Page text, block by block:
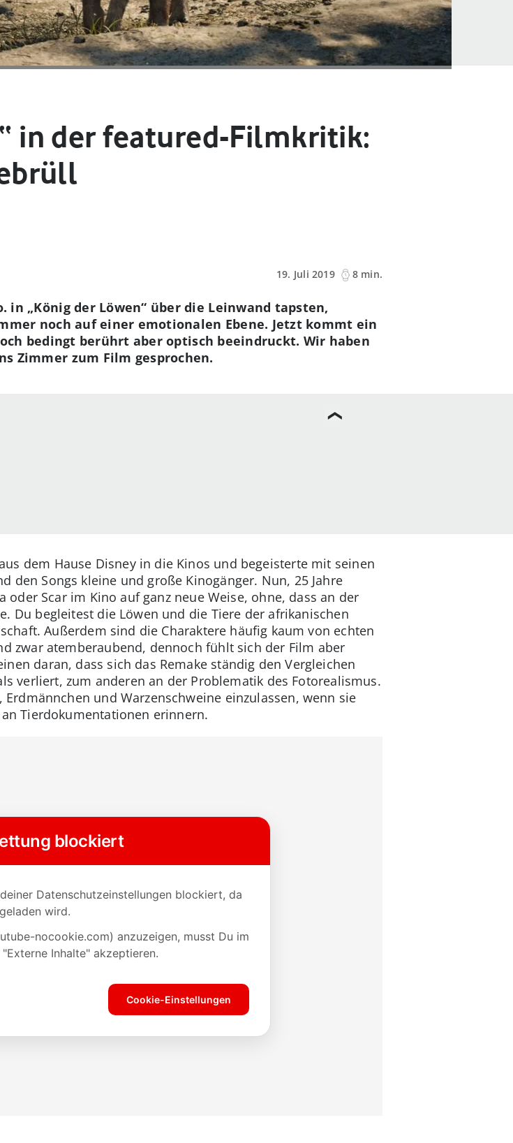
in der featured-Filmkritik:
19. Juli 2019
8 min.
in „König der Löwen“ über die Leinwand tapsten,
noch auf einer emotionalen Ebene. Jetzt kommt ein
bedingt berührt aber optisch beeindruckt. Wir haben
Zimmer zum Film gesprochen.
dem Hause Disney in die Kinos und begeisterte mit seinen
den Songs kleine und große Kinogänger. Nun, 25 Jahre
Scar im Kino auf ganz neue Weise, ohne, dass an der
Du begleitest die Löwen und die Tiere der afrikanischen
Außerdem sind die Charaktere häufig kaum von echten
zwar atemberaubend, dennoch fühlt sich der Film aber
daran, dass sich das Remake ständig den Vergleichen
verliert, zum anderen an der Problematik des Fotorealismus.
und Warzenschweine einzulassen, wenn sie
Tierdokumentationen erinnern.